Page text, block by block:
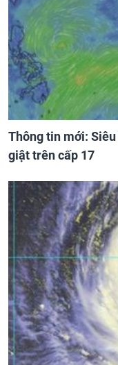
Thông tin mới:
giật trên cấp 17